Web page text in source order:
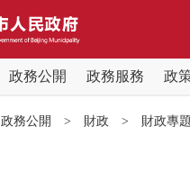
政務公開 政務服務 政
政務公開 > 財政 > 財政專題